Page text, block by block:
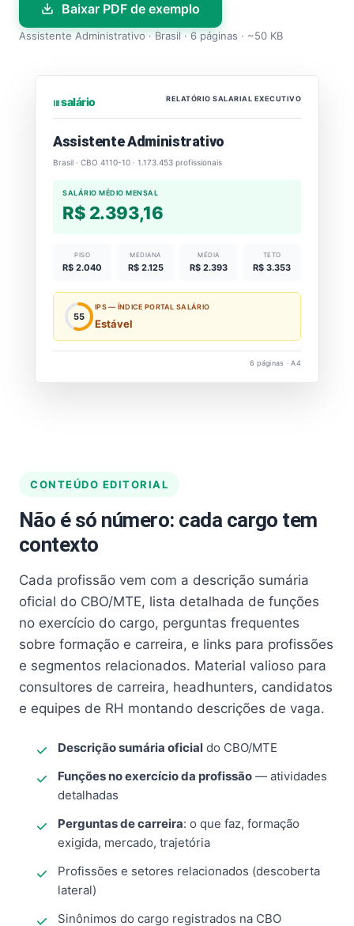
Baixar PDF de exemplo
Assistente Administrativo · Brasil · 6 páginas · ~50 KB
⏐⏐⏐ salário RELATÓRIO SALARIAL EXECUTIVO
Assistente Administrativo
Brasil · CBO 4110-10 · 1.173.453 profissionais
SALÁRIO MÉDIO MENSAL
R$ 2.393,16
PISO
R$ 2.040
MEDIANA
R$ 2.125
MÉDIA
R$ 2.393
TETO
R$ 3.353
55
IPS — ÍNDICE PORTAL SALÁRIO
Estável
6 páginas · A4
CONTEÚDO EDITORIAL
Não é só número: cada cargo tem
contexto
Cada profissão vem com a descrição sumária
oficial do CBO/MTE, lista detalhada de funções
no exercício do cargo, perguntas frequentes
sobre formação e carreira, e links para profissões
e segmentos relacionados. Material valioso para
consultores de carreira, headhunters, candidatos
e equipes de RH montando descrições de vaga.
Descrição sumária oficial do CBO/MTE
Funções no exercício da profissão — atividades
detalhadas
Perguntas de carreira: o que faz, formação
exigida, mercado, trajetória
Profissões e setores relacionados (descoberta
lateral)
Sinônimos do cargo registrados na CBO